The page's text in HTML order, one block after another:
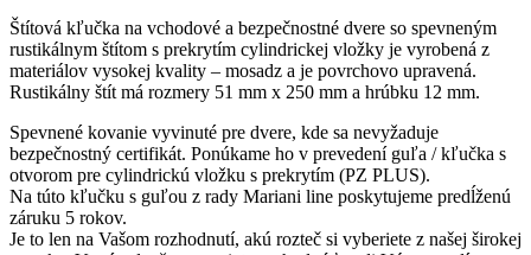
PLUS
G
-
SO
Štítová kľučka na vchodové a bezpečnostné dvere so spevneným
rustikálnym štítom s prekrytím cylindrickej vložky je vyrobená z
materiálov vysokej kvality – mosadz a je povrchovo upravená.
Rustikálny štít má rozmery 51 mm x 250 mm a hrúbku 12 mm.
Spevnené kovanie vyvinuté pre dvere, kde sa nevyžaduje
bezpečnostný certifikát. Ponúkame ho v prevedení guľa / kľučka s
otvorom pre cylindrickú vložku s prekrytím (PZ PLUS).
Na túto kľučku s guľou z rady Mariani line poskytujeme predĺženú
záruku 5 rokov.
Je to len na Vašom rozhodnutí, akú rozteč si vyberiete z našej širokej